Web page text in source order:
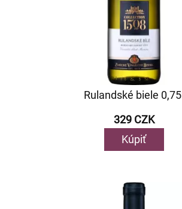
Rulandské biele 0,75l
329 CZK
Kúpiť